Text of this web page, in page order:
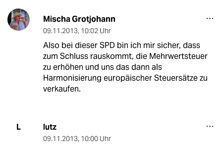
Mischa Grotjohann
09.11.2013, 10:02 Uhr
Also bei dieser SPD bin ich mir sicher, dass
zum Schluss rauskommt, die Mehrwertsteuer
zu erhöhen und uns das dann als
Harmonisierung europäischer Steuersätze zu
verkaufen.
L lutz
09.11.2013, 10:00 Uhr